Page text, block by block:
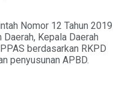
Nomor 12 Tahun 2019
Kepala Daerah
berdasarkan RKPD
penyusunan APBD.